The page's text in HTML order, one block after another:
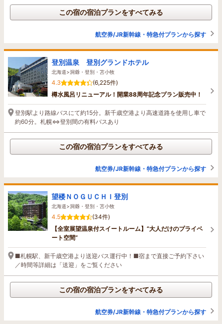
この宿の宿泊プランをすべてみる
航空券/JR新幹線・特急付プランから探す
登別温泉 登別グランドホテル
北海道>洞爺・登別・苫小牧
4.3
(6,225件)
樽水風呂リニューアル！開業88周年記念プラン販売中！
登別駅より路線バスにて約15分。新千歳空港より高速道路を使用し車で
約60分。札幌⇔登別間の有料バスあり
この宿の宿泊プランをすべてみる
航空券/JR新幹線・特急付プランから探す
望楼ＮＯＧＵＣＨＩ登別
北海道>洞爺・登別・苫小牧
4.5
(34件)
【全室展望温泉付スイートルーム】“大人だけのプライベ
ート空間”
■札幌駅、新千歳空港より送迎バス運行中！■宿まで直接ご予約下さい
／時間等詳細は「送迎」をご覧ください
この宿の宿泊プランをすべてみる
航空券/JR新幹線・特急付プランから探す